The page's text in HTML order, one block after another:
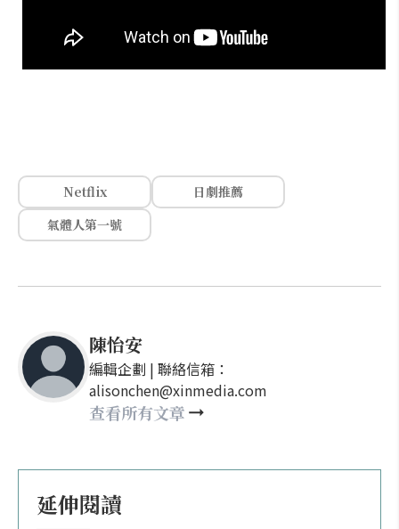
Netflix
日劇推薦
氣體人第一號
陳怡安
編輯企劃 | 聯絡信箱：
alisonchen@xinmedia.com
查看所有文章
延伸閱讀